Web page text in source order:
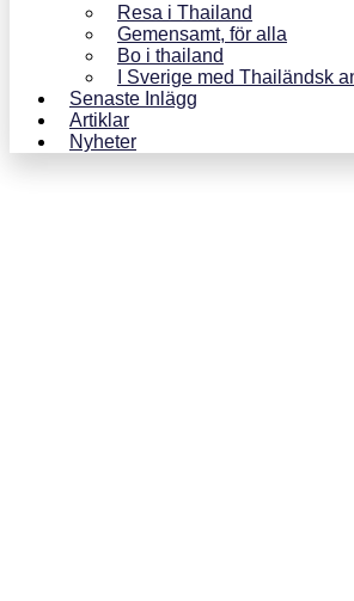
Resa i Thailand
Gemensamt, för alla
Bo i thailand
I Sverige med Thailändsk
Senaste Inlägg
Artiklar
Nyheter